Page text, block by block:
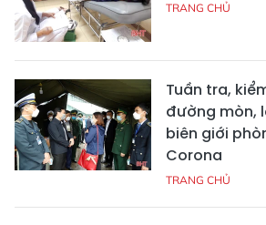
TRANG CHỦ
Tuần tra,
đường mòn,
biên giới
Corona
TRANG CHỦ